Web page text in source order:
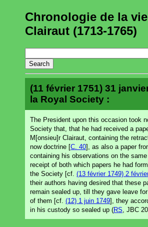
Chronologie de la
Clairaut (1713-1765)
(11 février 1751) 31
la Royal Society :
The President upon this occasion took
Society that, that he had received a
M[onsieu]r Clairaut, containing the
now doctrine [C. 40], as also a paper
containing his observations on the
receipt of both which papers he had
the Society [cf. (13 février 1749) 2
their authors having desired that these
remain sealed up, till they gave leave
of them [cf. (12) 1 juin 1749], they
in his custody so sealed up (RS , JBC